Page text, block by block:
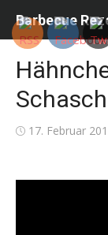
content
Barbecue
Posted
17. Februar